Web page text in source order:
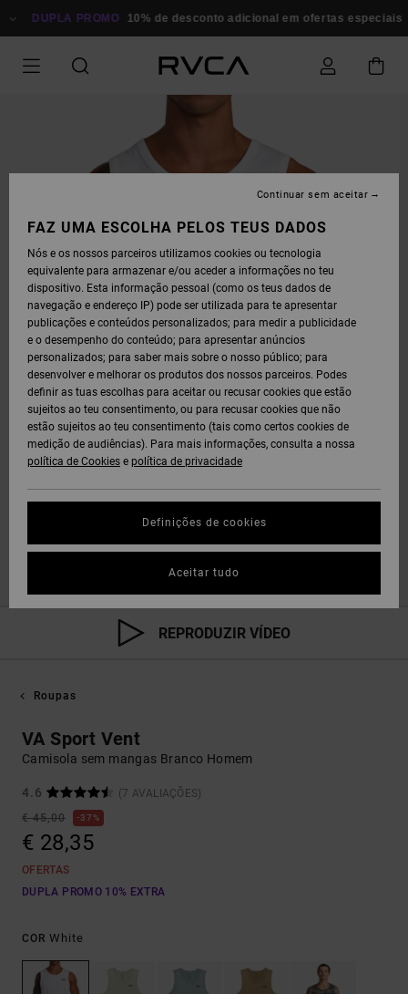
PARA
DUPLA PROMO 10% de desconto adicional em ofertas especiais
REPRODUZIR VÍDEO
Roupas
VA Sport Vent
Camisola sem mangas Branco Homem
4.6
(7 AVALIAÇÕES)
€ 45,00
37%
€ 28,35
OFERTAS
DUPLA PROMO 10% EXTRA
COR White
FAZ UMA ESCOLHA PELOS TEUS DADOS
Nós e os nossos parceiros utilizamos cookies ou tecnologia
equivalente para armazenar e/ou aceder a informações no teu
dispositivo. Esta informação pessoal (como os teus dados de
navegação e endereço IP) pode ser utilizada para te apresentar
publicações e conteúdos personalizados; para medir a publicidade
e o desempenho do conteúdo; para apresentar anúncios
personalizados; para saber mais sobre o nosso público; para
desenvolver e melhorar os produtos dos nossos parceiros. Podes
definir as tuas escolhas para aceitar ou recusar cookies que estão
sujeitos ao teu consentimento, ou para recusar cookies que não
estão sujeitos ao teu consentimento (tais como certos cookies de
medição de audiências). Para mais informações, consulta a nossa
política de Cookies e política de privacidade
Definições de cookies
Continuar sem aceitar
Aceitar tudo